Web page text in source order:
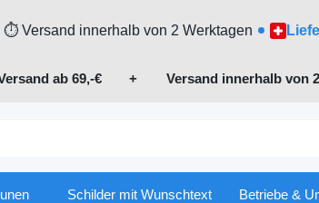
⏱ Versand innerhalb von 2 Werktagen
ab 69,-€ + Versand innerhalb von 2
Schilder mit Wunschtext Betriebe &